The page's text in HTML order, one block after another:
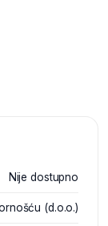
Nije dostupno
(d.o.o.)